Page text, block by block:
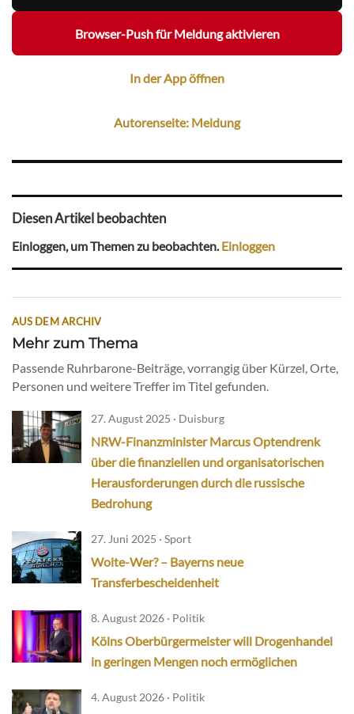
Browser-Push für Meldung aktivieren
In der App öffnen
Autorenseite: Meldung
Diesen Artikel beobachten
Einloggen, um Themen zu beobachten.Einloggen
AUS DEM ARCHIV
Mehr zum Thema
Passende Ruhrbarone-Beiträge, vorrangig über Kürzel, Orte,
Personen und weitere Treffer im Titel gefunden.
27. August 2025 · Duisburg
NRW-Finanzminister Marcus Optendrenk
über die finanziellen und organisatorischen
Herausforderungen durch die russische
Bedrohung
27. Juni 2025 · Sport
Wolte-Wer? – Bayerns neue
Transferbescheidenheit
8. August 2026 · Politik
Kölns Oberbürgermeister will Drogenhandel
in geringen Mengen noch ermöglichen
4. August 2026 · Politik